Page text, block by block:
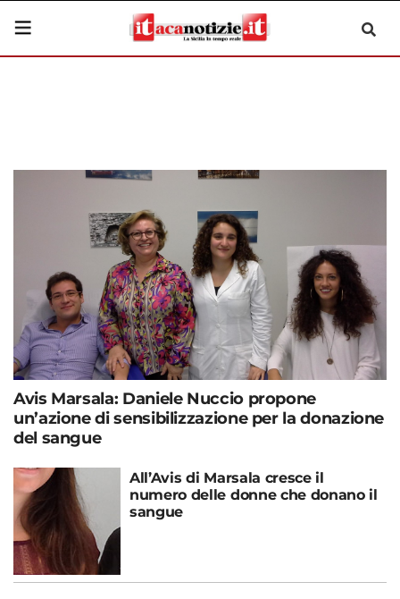
Avis Marsala: Daniele Nuccio propone
un’azione di sensibilizzazione per la donazione
del sangue
All’Avis di Marsala cresce il
numero delle donne che donano il
sangue